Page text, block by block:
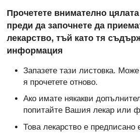
Прочетете внимателно
преди да започнете да
лекарство, тъй като тя
информация
Запазете тази листовка.
я прочетете отново.
Ако имате някакви
попитайте Вашия лекар или
Това лекарство е предписано